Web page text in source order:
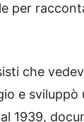
per
che
e sviluppò
1939,